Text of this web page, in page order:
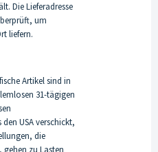
Die Lieferadresse
um
liefern.
Artikel sind in
31-tägigen
USA verschickt,
die